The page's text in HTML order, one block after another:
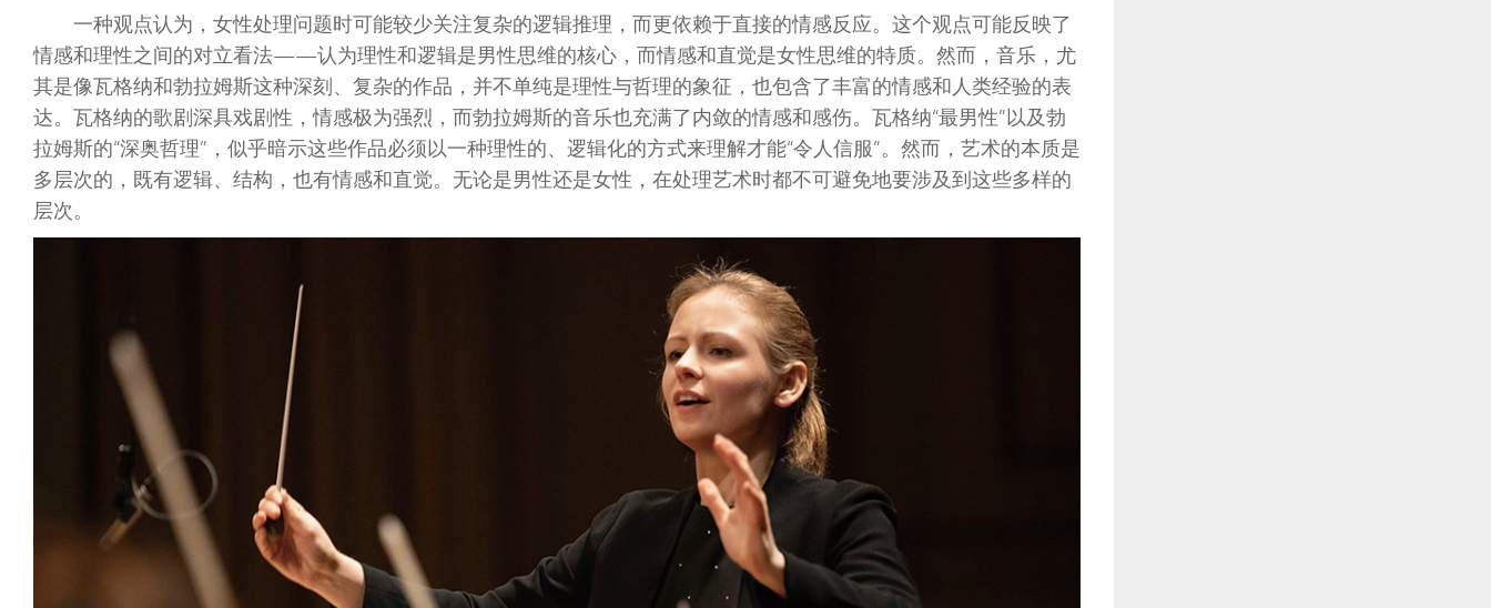
一种观点认为，女性处理问题时可能较少关注复杂的逻辑推理，而更依赖于直接的情感反应。这个观点可能反映了
情感和理性之间的对立看法——认为理性和逻辑是男性思维的核心，而情感和直觉是女性思维的特质。然而，音乐，尤
其是像瓦格纳和勃拉姆斯这种深刻、复杂的作品，并不单纯是理性与哲理的象征，也包含了丰富的情感和人类经验的表
达。瓦格纳的歌剧深具戏剧性，情感极为强烈，而勃拉姆斯的音乐也充满了内敛的情感和感伤。瓦格纳“最男性”以及勃
拉姆斯的“深奥哲理”，似乎暗示这些作品必须以一种理性的、逻辑化的方式来理解才能“令人信服”。然而，艺术的本质是
多层次的，既有逻辑、结构，也有情感和直觉。无论是男性还是女性，在处理艺术时都不可避免地要涉及到这些多样的
层次。